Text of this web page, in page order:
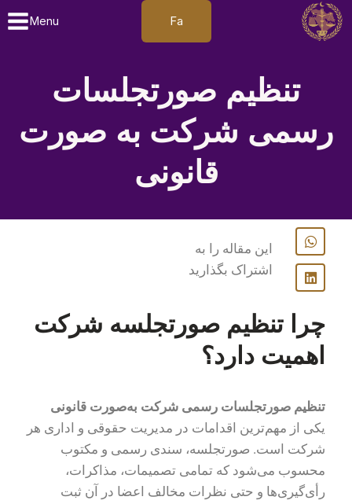
Fa
Menu
تنظیم صورتجلسات
رسمی شرکت به‌ صورت
قانونی
این مقاله را به
اشتراک بگذارید
چرا تنظیم صورتجلسه شرکت
اهمیت دارد؟
تنظیم صورتجلسات رسمی شرکت به‌صورت قانونی
یکی از مهم‌ترین اقدامات در مدیریت حقوقی و اداری هر
شرکت است. صورتجلسه، سندی رسمی و مکتوب
محسوب می‌شود که تمامی تصمیمات، مذاکرات،
رأی‌گیری‌ها و حتی نظرات مخالف اعضا در آن ثبت